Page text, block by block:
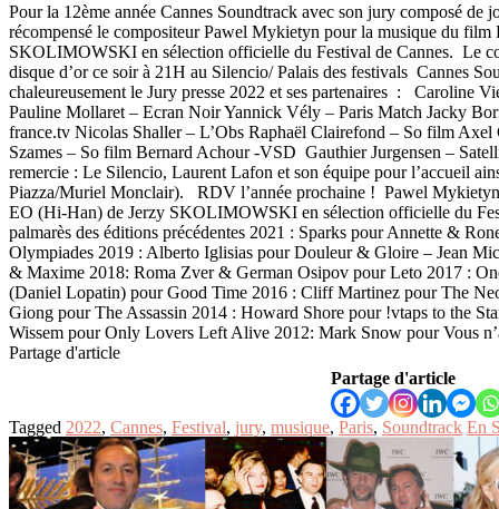
Pour la 12ème année Cannes Soundtrack avec son jury composé de
récompensé le compositeur Pawel Mykietyn pour la musique du
SKOLIMOWSKI en sélection officielle du Festival de Cannes. Le
disque d’or ce soir à 21H au Silencio/ Palais des festivals Cannes
chaleureusement le Jury presse 2022 et ses partenaires : Caroline
Pauline Mollaret – Ecran Noir Yannick Vély – Paris Match Jacky
france.tv Nicolas Shaller – L’Obs Raphaël Clairefond – So film
Szames – So film Bernard Achour -VSD Gauthier Jurgensen –
remercie : Le Silencio, Laurent Lafon et son équipe pour l’accueil
Piazza/Muriel Monclair). RDV l’année prochaine ! Pawel
EO (Hi-Han) de Jerzy SKOLIMOWSKI en sélection officielle du
palmarès des éditions précédentes 2021 : Sparks pour Annette &
Olympiades 2019 : Alberto Iglisias pour Douleur & Gloire – Jean
& Maxime 2018: Roma Zver & German Osipov pour Leto 2017 :
(Daniel Lopatin) pour Good Time 2016 : Cliff Martinez pour The
Giong pour The Assassin 2014 : Howard Shore pour !vtaps to the
Wissem pour Only Lovers Left Alive 2012: Mark Snow pour Vous
Partage d'article
Partage d'article
Tagged 2022, Cannes, Festival, jury, musique, Paris, Soundtrack En